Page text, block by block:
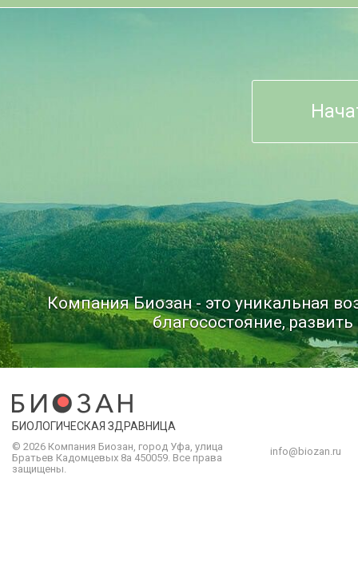
Компания Биозан - это уникальная
благосостояние,
БИОЛОГИЧЕСКАЯ ЗДРАВНИЦА
© 2026 Компания Биозан город Уфа , улица
Братьев Кадомцевых 8а 450059 Все права
защищены.
info@biozan.ru